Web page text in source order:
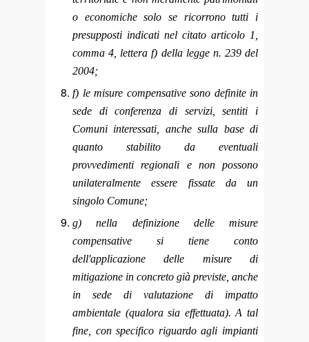
o economiche solo se ricorrono tutti i
presupposti indicati nel citato articolo 1,
comma 4, lettera f) della legge n. 239 del
2004;
f) le misure compensative sono definite in
sede di conferenza di servizi, sentiti i
Comuni interessati, anche sulla base di
quanto stabilito da eventuali
provvedimenti regionali e non possono
unilateralmente essere fissate da un
singolo Comune;
g) nella definizione delle misure
compensative si tiene conto
dell'applicazione delle misure di
mitigazione in concreto già previste, anche
in sede di valutazione di impatto
ambientale (qualora sia effettuata). A tal
fine, con specifico riguardo agli impianti